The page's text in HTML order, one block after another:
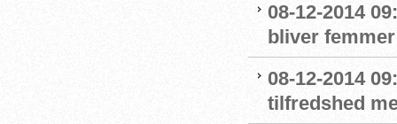
08-12-2014
bliver
08-12-2014
tilfredshed